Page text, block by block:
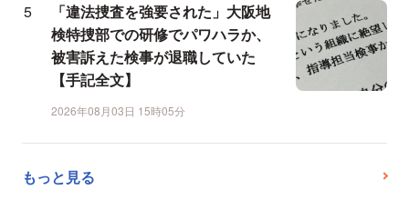
「違法捜査を強要された」大阪地
検特捜部での研修でパワハラか、
被害訴えた検事が退職していた
【手記全文】
2026年08月03日 15時05分
もっと見る